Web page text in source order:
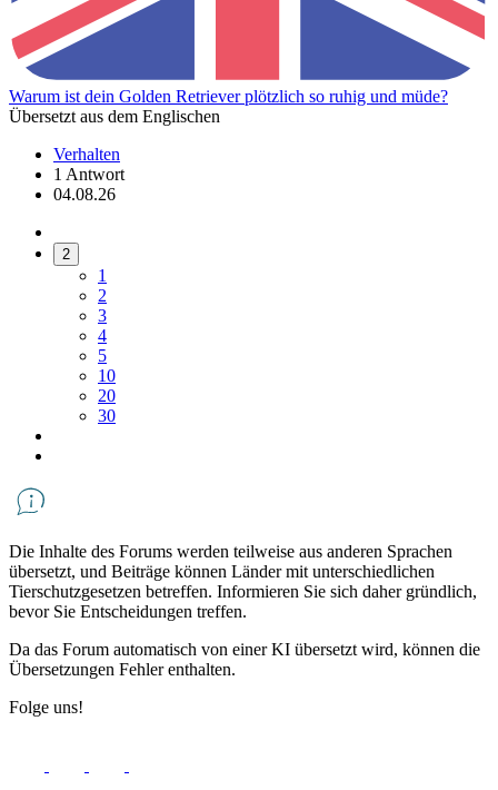
Warum ist dein Golden Retriever plötzlich so ruhig und müde?
Übersetzt aus dem Englischen
Verhalten
1 Antwort
04.08.26
2
1
2
3
4
5
10
20
30
Die Inhalte des Forums werden teilweise aus anderen Sprachen
übersetzt, und Beiträge können Länder mit unterschiedlichen
Tierschutzgesetzen betreffen. Informieren Sie sich daher gründlich,
bevor Sie Entscheidungen treffen.
Da das Forum automatisch von einer KI übersetzt wird, können die
Übersetzungen Fehler enthalten.
Folge uns!